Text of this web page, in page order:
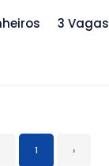
3 Vagas
1 ›